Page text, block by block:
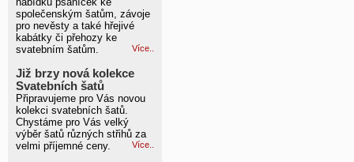
společenským šatům, závoje
pro nevěsty a také hřejivé
kabátky či přehozy ke
svatebním šatům.
Více..
Již brzy nová kolekce
Svatebních šatů
Připravujeme pro Vás novou
kolekci svatebních šatů.
Chystáme pro Vás velký
výběr šatů různých střihů za
velmi příjemné ceny.
Více..